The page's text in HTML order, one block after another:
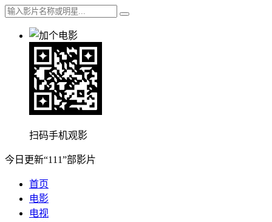
扫码手机观影
今日更新“111”部影片
首页
电影
电视